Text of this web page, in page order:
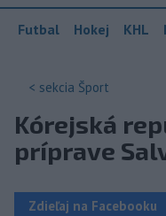
Futbal Hokej KHL
< sekcia Šport
Kórejská
príprave
Zdieľaj na Facebooku